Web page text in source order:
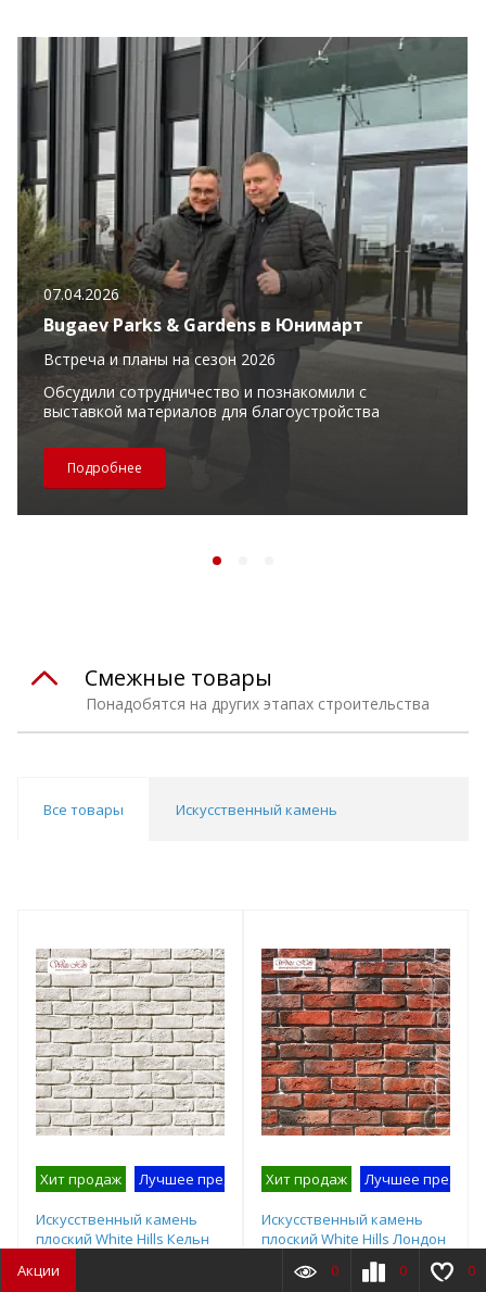
07.04.2026
Bugaev Parks & Gardens в Юнимарт
Встреча и планы на сезон 2026
Обсудили сотрудничество и познакомили с
выставкой материалов для благоустройства
Подробнее
Понадобятся на других этапах строительства
Смежные товары
Все товары Искусственный камень
Хит продаж Лучшее предложение Образец на экспозиции
Искусственный камень
плоский White Hills Кельн
Хит продаж Лучшее
Искусственный камень
плоский White Hills Лондон
Брик 300-70 красный
Акции 0 0 0